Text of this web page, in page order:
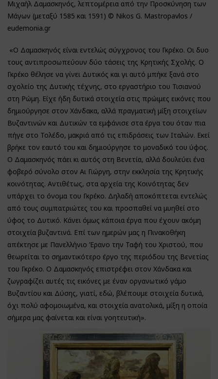
Μιχαήλ Δαμασκηνός, λεπτομέρεια από την Προσκύνηση των
Μάγων (μεταξύ 1585 και 1591) © Nikos G. Mastropavlos /
eudemonia.gr
«Ο Δαμασκηνός είναι εντελώς σύγχρονος του Γκρέκο. Οι δυο
τους αντιπροσωπεύουν δύο τάσεις της Κρητικής Σχολής. Ο
Γκρέκο θέλησε να γίνει Δυτικός και γι αυτό μπήκε ξανά στο
σχολείο της Δυτικής τέχνης, στο εργαστήριο του Τισιανού
στη Ρώμη. Είχε ήδη δυτικά στοιχεία στις πρώιμες εικόνες που
δημιούργησε στον Χάνδακα, αλλά πραγματική μίξη στοιχείων
Βυζαντινών και Δυτικών τα εμφάνισε στα έργα του όταν πια
πήγε στο Τολέδο, μακριά από τις επιδράσεις των Ιταλών. Εκεί
βρήκε τον εαυτό του και δημιούργησε το μοναδικό του ύφος.
Ο Δαμασκηνός πάει κι αυτός στη Βενετία, αλλά δουλεύει ένα
φοβερό σύνολο στον Αι Γιώργη, στην εκκλησία της Κρητικής
κοινότητας. Αντιθέτως, στα αρχεία της Κοινότητας δεν
υπάρχει το όνομα του Γκρέκο. Δηλαδή αποκόπτεται εντελώς
από τους συμπατριώτες του και προσπαθεί να μυηθεί στο
ύφος το Δυτικό. Κάνει όμως κάποια έργα που έχουν ακόμη
στοιχεία βυζαντινά. Επί των ημερών μας η Πινακοθήκη
απέκτησε με Πανελλήνιο Έρανο την Ταφή του Χριστού, που
θεωρείται το σημαντικότερο έργο της περιόδου της Βενετίας
του Γκρέκο. Ο Δαμασκηνός επιστρέφει στον Χάνδακα και
ζωγραφίζει αυτές τις εικόνες με έναν οργανωτικό γάμο
Βυζαντίου και Δύσης, γιατί, εδώ, βλέπουμε στοιχεία δυτικά,
όχι πολύ αφομοιωμένα, και στοιχεία ανατολικά, μίξη η οποία
σήμερα μας φαίνεται και είναι γοητευτική».